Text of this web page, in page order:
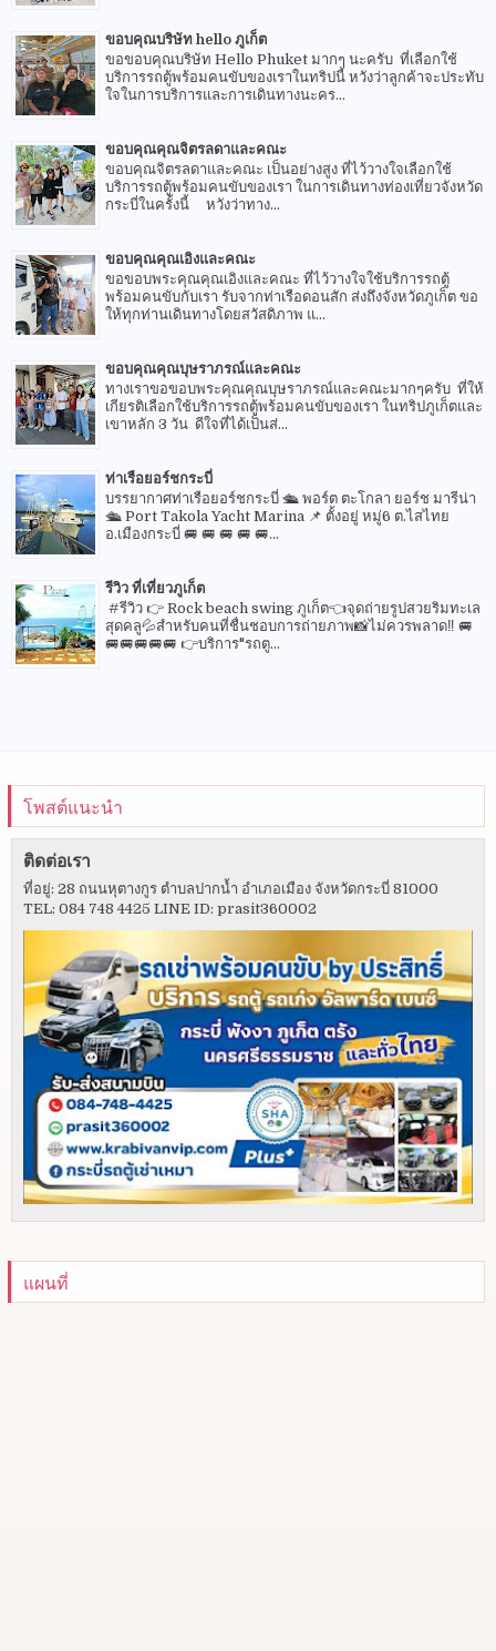
ขอบคุณบริษัท hello ภูเก็ต
ขอขอบคุณบริษัท Hello Phuket มากๆ นะครับ ที่เลือกใช้
บริการรถตู้พร้อมคนขับของเราในทริปนี้ หวังว่าลูกค้าจะประทับ
ใจในการบริการและการเดินทางนะคร...
ขอบคุณคุณจิตรลดาและคณะ
ขอบคุณจิตรลดาและคณะ เป็นอย่างสูง ที่ไว้วางใจเลือกใช้
บริการรถตู้พร้อมคนขับของเรา ในการเดินทางท่องเที่ยวจังหวัด
กระบี่ในครั้งนี้ หวังว่าทาง...
ขอบคุณคุณเอิงและคณะ
ขอขอบพระคุณคุณเอิงและคณะ ที่ไว้วางใจใช้บริการรถตู้
พร้อมคนขับกับเรา รับจากท่าเรือดอนสัก ส่งถึงจังหวัดภูเก็ต ขอ
ให้ทุกท่านเดินทางโดยสวัสดิภาพ แ...
ขอบคุณคุณบุษราภรณ์และคณะ
ทางเราขอขอบพระคุณคุณบุษราภรณ์และคณะมากๆครับ ที่ให้
เกียรติเลือกใช้บริการรถตู้พร้อมคนขับของเรา ในทริปภูเก็ตและ
เขาหลัก 3 วัน ดีใจที่ได้เป็นส่...
ท่าเรือยอร์ชกระบี่
บรรยากาศท่าเรือยอร์ชกระบี่ 🛳 พอร์ต ตะโกลา ยอร์ช มารีน่า
🛳 Port Takola Yacht Marina 📌 ตั้งอยู่ หมู่6 ต.ไสไทย
อ.เมืองกระบี่ 🚐 🚐 🚐 🚐 🚐...
รีวิว ที่เที่ยวภูเก็ต
#รีวิว 👉 Rock beach swing ภูเก็ต👈จุดถ่ายรูปสวยริมทะเล
สุดคลู💦สำหรับคนที่ชื่นชอบการถ่ายภาพ📸ไม่ควรพลาด‼️ 🚐
🚐🚐🚐🚐🚐 👉บริการ"รถตู...
โพสต์แนะนำ
ติดต่อเรา
ที่อยู่: 28 ถนนหุตางกูร ตำบลปากน้ำ อำเภอเมือง จังหวัดกระบี่ 81000
TEL: 084 748 4425 LINE ID: prasit360002
แผนที่